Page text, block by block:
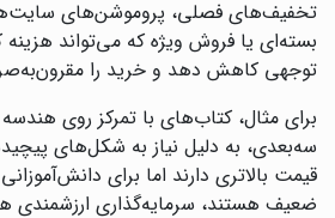
تخفیف‌های فصلی، پروموشن‌های
بسته‌ای یا فروش ویژه که می‌تواند هزینه
توجهی کاهش دهد و خرید را
برای مثال، کتاب‌های با تمرکز روی
سه‌بعدی، به دلیل نیاز به شکل‌های
قیمت بالاتری دارند اما برای
ضعیف هستند، سرمایه‌گذاری ارزشمندی